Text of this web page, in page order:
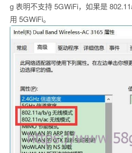
g 表明不支持 5GWiFi，如果是
用 5GWiFi。